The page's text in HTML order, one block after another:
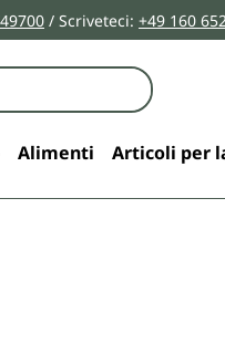
/ Scriveteci: +49 160
Alimenti Articoli per